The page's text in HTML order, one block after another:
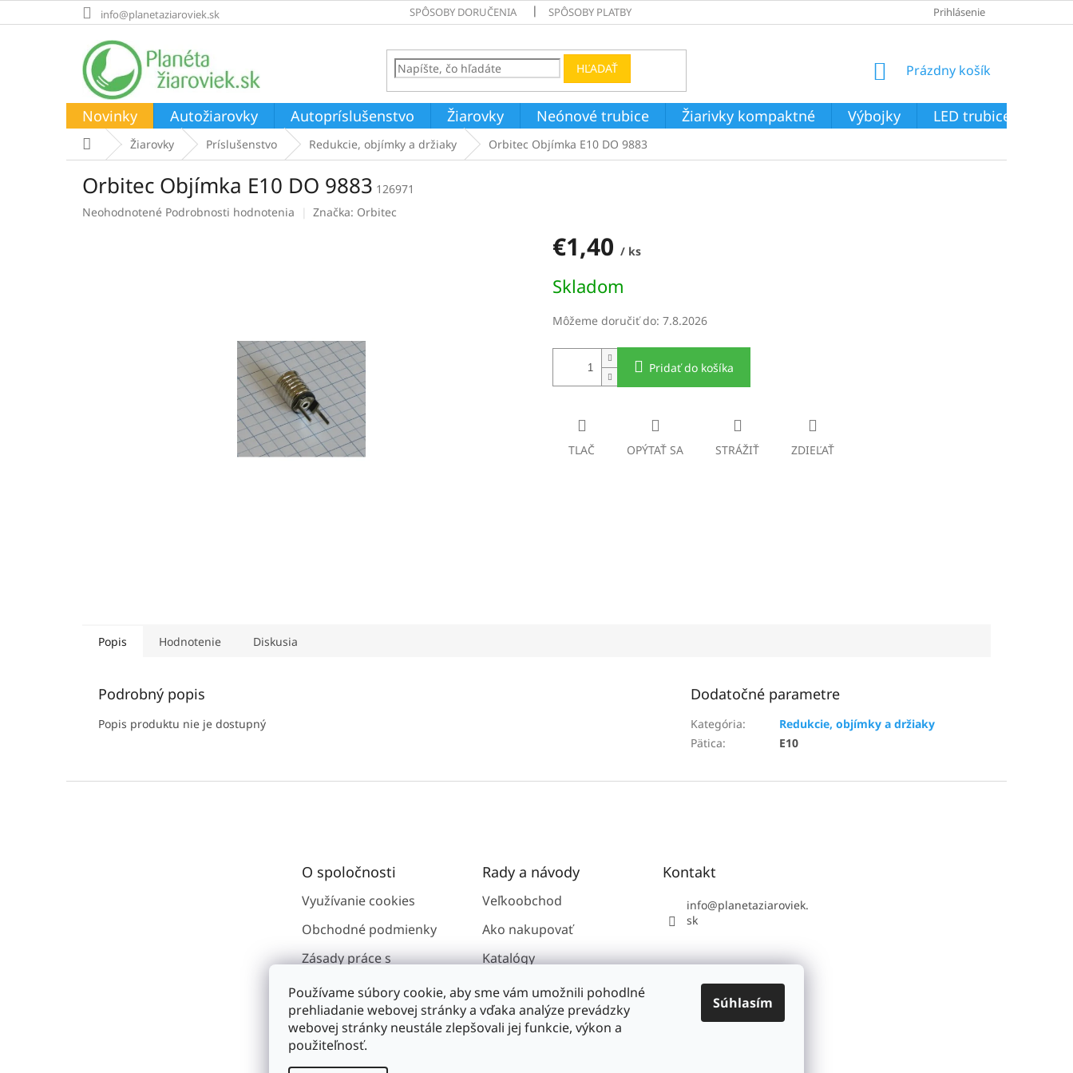
Používame súbory cookie, aby sme vám umožnili pohodlné
prehliadanie webovej stránky a vďaka analýze prevádzky
webovej stránky neustále zlepšovali jej funkcie, výkon a
použiteľnosť.
Súhlasím
na
info@planetaziaroviek.sk SPÔSOBY DORUČENIA SPÔSOBY PLATBY Prihlásenie
HĽADAŤ
NÁKUPNÝ
Prázdny košík
Novinky Autožiarovky Autopríslušenstvo Žiarovky Neónové trubice Žiarivky kompaktné Výbojky LED trubice
DomovŽiarovky Príslušenstvo Redukcie, objímky a držiaky Orbitec Objímka E10 DO 9883
Orbitec Objímka E10 DO 9883 126971
Priemerné
Neohodnotené Podrobnosti hodnotenia Značka: Orbitec
€1,40 / ks
cena:
Skladom
Môžeme doručiť do: 7.8.2026
Pridať do košíka
TLAČ OPÝTAŤ SA STRÁŽIŤ ZDIEĽAŤ
Popis Hodnotenie Diskusia
Podrobný popis
Popis produktu nie je dostupný
Dodatočné parametre
Kategória:
Redukcie, objímky a držiaky
Pätica: E10
O spoločnosti
Využívanie cookies
Obchodné podmienky
Zásady práce s
Kontakty
O spoločnosti
Rady a návody
Veľkoobchod
Ako nakupovať
Katalógy
Kontakt
info@planetaziaroviek.
sk